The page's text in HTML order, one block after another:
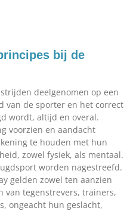
bij de
deelgenomen op een
van de sporter en het correct
wordt, altijd en overal.
voorzien en aandacht
te houden met hun
zowel fysiek, als mentaal.
worden nagestreefd.
gelden zowel ten aanzien
van tegenstrevers, trainers,
ongeacht hun geslacht,